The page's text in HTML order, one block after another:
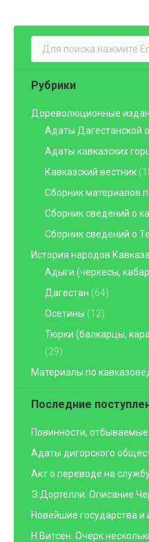
Поиск:
Рубрики
Дореволюционные
Адаты Дагестанской
Адаты кавказских
Кавказский вестник
Сборник материалов
Сборник сведений о
Сборник сведений о
История народов
Адыги (черкесы,
Дагестан (64)
Осетины (12)
Тюрки (балкарцы,
(29)
Материалы по
Последние
Повинности,
Адаты дигорского
Акт о переводе на
Э.Дортелли. Описание
Новейшие государства и
Н.Витсен. Очерк